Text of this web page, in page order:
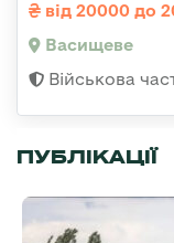
від 20000 до
Васищеве
Військова
ПУБЛІКАЦІЇ